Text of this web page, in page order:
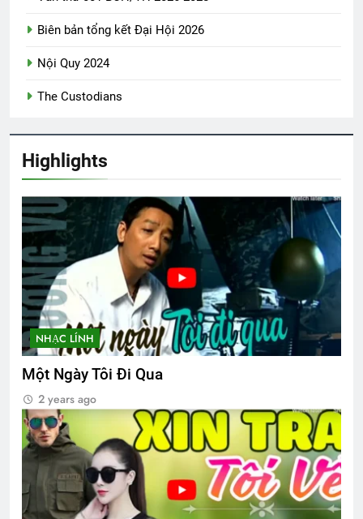
Trăng tàn trên hè phố
2 Years Ago
3 Years Ago
Phiên Gác Đêm Xuân
2 Years Ago
HẠNH PHÚC ĐƠN SƠ
3 Years Ago
Kịch chiến Pleime
2 Years Ago
3 Years Ago
MÙA XUÂN, NGHĨ VỀ HẠNH PHÚC
3 Years Ago
Biên bản tổng kết Đại Hội 2026
Nội Quy 2024
The Custodians
Highlights
NHẠC LÍNH
Một Ngày Tôi Đi Qua
2 years ago